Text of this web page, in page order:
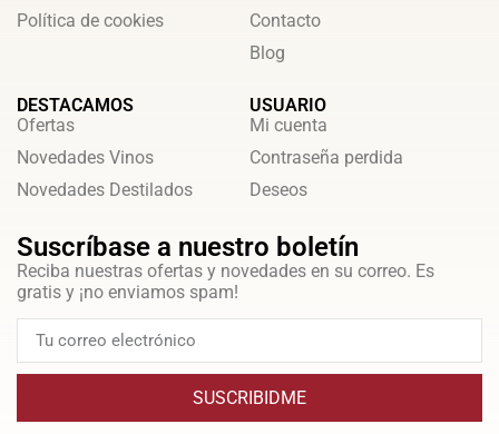
Política de cookies
Contacto
Blog
DESTACAMOS
Ofertas
Novedades Vinos
Novedades Destilados
USUARIO
Mi cuenta
Contraseña perdida
Deseos
Suscríbase a nuestro boletín
Reciba nuestras ofertas y novedades en su correo. Es
gratis y ¡no enviamos spam!
SUSCRIBIDME